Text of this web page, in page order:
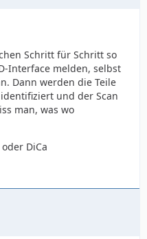
Schritt für Schritt so
Interface melden, selbst
Dann werden die Teile
und der Scan
man, was wo
DiCa